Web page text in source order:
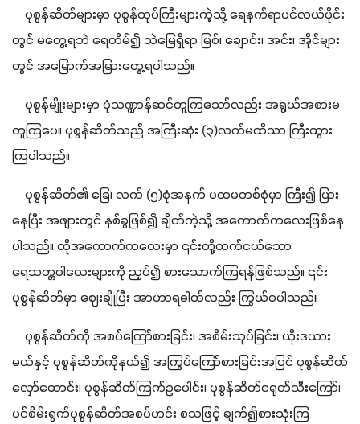
ပုစွန်ဆိတ်များမှာ ပုစွန်ထုပ်ကြီးများကဲ့သို့ ရေနက်ရာပင်လယ်ပိုင်း
တွင် မတွေ့ရဘဲ ရေတိမ်၍ သဲမြေရှိရာ မြစ်၊ ချောင်း၊ အင်း၊ အိုင်များ
တွင် အမြောက်အမြားတွေ့ရပါသည်။
ပုစွန်မျိုးများမှာ ပုံသဏ္ဍာန်ဆင်တူကြသော်လည်း အရွယ်အစားမ
တူကြပေ။ ပုစွန်ဆိတ်သည် အကြီးဆုံး (၃)လက်မထိသာ ကြီးထွား
ကြပါသည်။
ပုစွန်ဆိတ်၏ ခြေ၊ လက် (၅)စုံအနက် ပထမတစ်စုံမှာ ကြီး၍ ပြား
နေပြီး အဖျားတွင် နှစ်ခွဖြစ်၍ ချိတ်ကဲ့သို့ အကောက်ကလေးဖြစ်နေ
ပါသည်။ ထိုအကောက်ကလေးမှာ ၎င်းတို့ထက်ငယ်သော
ရေသတ္တဝါလေးများကို ညှပ်၍ စားသောက်ကြရန်ဖြစ်သည်။ ၎င်း
ပုစွန်ဆိတ်မှာ ဈေးချိုပြီး အာဟာရဓါတ်လည်း ကြွယ်ဝပါသည်။
ပုစွန်ဆိတ်ကို အစပ်ကြော်စားခြင်း၊ အစိမ်းသုပ်ခြင်း၊ ယိုးဒယား
မယ်နှင့် ပုစွန်ဆိတ်ကိုနယ်၍ အကြွပ်ကြော်စားခြင်းအပြင် ပုစွန်ဆိတ်
လှော်ထောင်း၊ ပုစွန်ဆိတ်ကြက်ဥပေါင်း၊ ပုစွန်ဆိတ်ငရုတ်သီးကြော်၊
ပင်စိမ်းရွက်ပုစွန်ဆိတ်အစပ်ဟင်း စသဖြင့် ချက်၍စားသုံးကြ